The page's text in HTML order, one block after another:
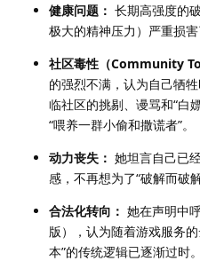
健康问题： 长期高强度的
极大的精神压力）严重损害
社区毒性（Community
的强烈不满，认为自己牺
临社区的挑剔、谩骂和“白
“喂养一群小偷和撒谎者”。
动力丧失： 她坦言自己已
感，不再想为了“破解而破解
合法化转向： 她在声明中
版），认为随着游戏服务
本”的传统逻辑已逐渐过时。